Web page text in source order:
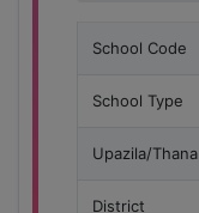
School Code
School Type
Upazila/Thana
District